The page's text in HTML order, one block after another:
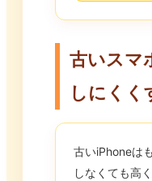
古いスマ
しにくく
古いiPhoneは
しなくても高